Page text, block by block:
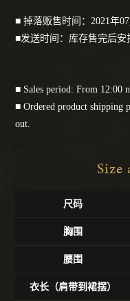
■ 掉落贩售时间：2021年
■发送时间：库存售完后安
■ Sales period: From 12:00
■ Ordered product shipping
out.
尺码
胸围
腰围
衣长（肩带到裙摆）